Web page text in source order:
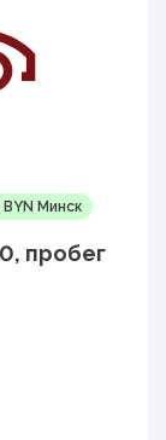
Минск
пробег